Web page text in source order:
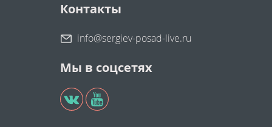
Контакты
info@sergiev-posad-live.ru
Мы в соцсетях